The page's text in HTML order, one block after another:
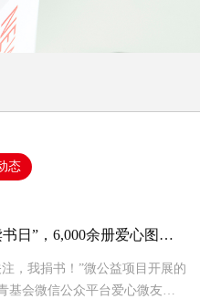
态
书日”，6,000余册爱心图书
，我捐书！”微公益项目开展的
基会微信公众平台爱心微友已